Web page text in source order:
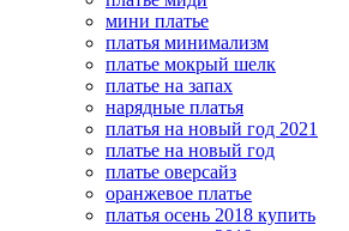
мини платье
платья минимализм
платье мокрый шелк
платье на запах
нарядные платья
платья на новый год 2021
платье на новый год
платье оверсайз
оранжевое платье
платья осень 2018 купить